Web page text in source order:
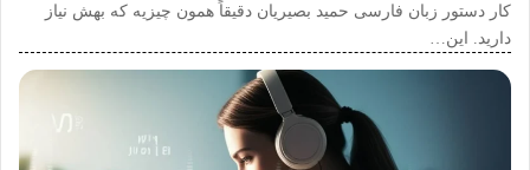
کار دستور زبان فارسی حمید بصیریان دقیقاً همون چیزیه که بهش نیاز
دارید. این…